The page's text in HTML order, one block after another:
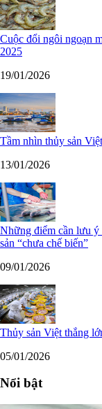
Cuộc đổi ngôi ngoạn
2025
19/01/2026
Tầm nhìn thủy sản
13/01/2026
Những điểm cần lưu
sản “chưa chế biến”
09/01/2026
Thủy sản Việt thắng
05/01/2026
Nổi bật